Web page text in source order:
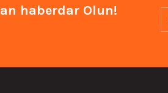
haberdar Olun!